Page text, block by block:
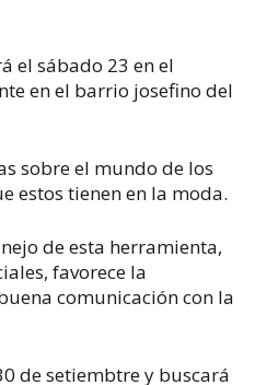
el sábado 23 en el
en el barrio josefino del
sobre el mundo de los
estos tienen en la moda.
de esta herramienta,
favorece la
comunicación con la
de setiembtre y buscará